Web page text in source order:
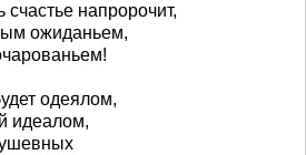
напророчит,
ожиданьем,
одеялом,
идеалом,